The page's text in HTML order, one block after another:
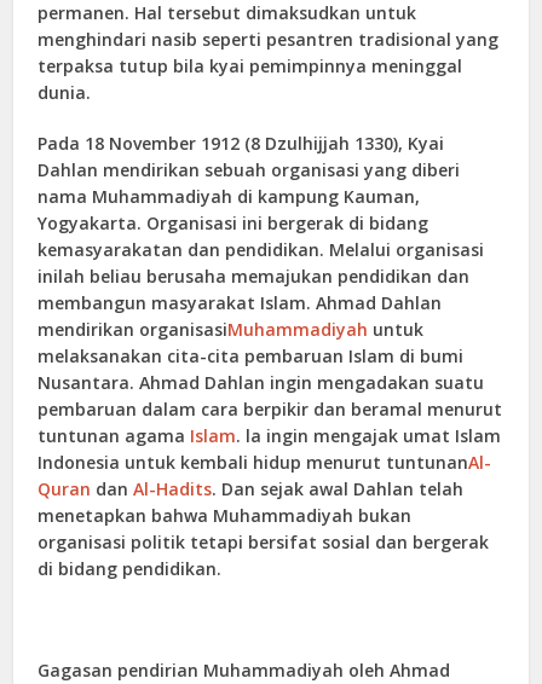
permanen. Hal tersebut dimaksudkan untuk
menghindari nasib seperti pesantren tradisional yang
terpaksa tutup bila kyai pemimpinnya meninggal
dunia.
Pada 18 November 1912 (8 Dzulhijjah 1330), Kyai
Dahlan mendirikan sebuah organisasi yang diberi
nama Muhammadiyah di kampung Kauman,
Yogyakarta. Organisasi ini bergerak di bidang
kemasyarakatan dan pendidikan. Melalui organisasi
inilah beliau berusaha memajukan pendidikan dan
membangun masyarakat Islam. Ahmad Dahlan
mendirikan organisasiMuhammadiyah untuk
melaksanakan cita-cita pembaruan Islam di bumi
Nusantara. Ahmad Dahlan ingin mengadakan suatu
pembaruan dalam cara berpikir dan beramal menurut
tuntunan agama Islam. la ingin mengajak umat Islam
Indonesia untuk kembali hidup menurut tuntunanAl-
Quran danAl-Hadits. Dan sejak awal Dahlan telah
menetapkan bahwa Muhammadiyah bukan
organisasi politik tetapi bersifat sosial dan bergerak
di bidang pendidikan.
Gagasan pendirian Muhammadiyah oleh Ahmad